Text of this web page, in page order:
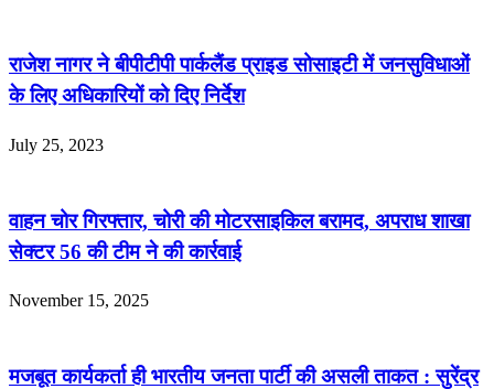
राजेश नागर ने बीपीटीपी पार्कलैंड प्राइड सोसाइटी में जनसुविधाओं
के लिए अधिकारियों को दिए निर्देश
July 25, 2023
वाहन चोर गिरफ्तार, चोरी की मोटरसाइकिल बरामद, अपराध शाखा
सेक्टर 56 की टीम ने की कार्रवाई
November 15, 2025
मजबूत कार्यकर्ता ही भारतीय जनता पार्टी की असली ताकत : सुरेंद्र